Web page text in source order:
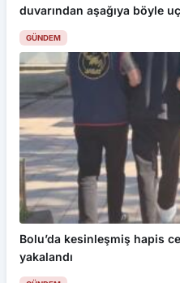
duvarından aşağıya böyle
GÜNDEM
Bolu’da kesinleşmiş hapis
yakalandı